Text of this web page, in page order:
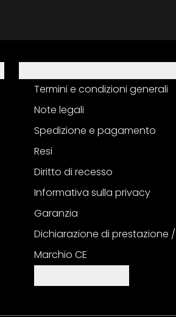
Termini e condizioni generali
Note legali
Spedizione e pagamento
Resi
Diritto di recesso
Informativa sulla privacy
Garanzia
Dichiarazione di prestazione /
Marchio CE